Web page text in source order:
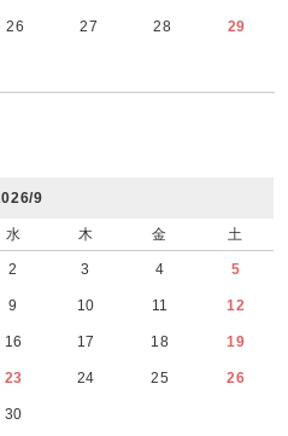
26 27 28 29
9
水 木 金 土
2 3 4 5
9 10 11 12
16 17 18 19
23 24 25 26
30